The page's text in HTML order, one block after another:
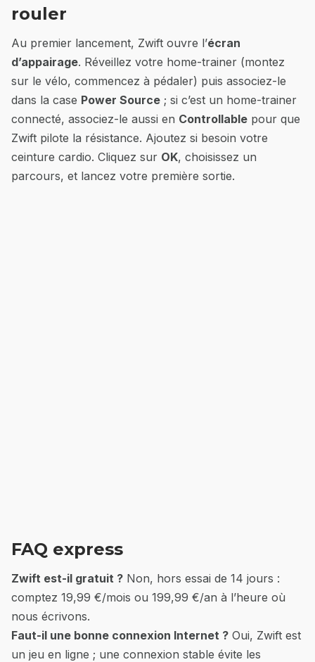
rouler
Au premier lancement, Zwift ouvre l’écran
d’appairage. Réveillez votre home-trainer (montez
sur le vélo, commencez à pédaler) puis associez-le
dans la case Power Source ; si c’est un home-trainer
connecté, associez-le aussi en Controllable pour que
Zwift pilote la résistance. Ajoutez si besoin votre
ceinture cardio. Cliquez sur OK, choisissez un
parcours, et lancez votre première sortie.
FAQ express
Zwift est-il gratuit ? Non, hors essai de 14 jours :
comptez 19,99 €/mois ou 199,99 €/an à l’heure où
nous écrivons.
Faut-il une bonne connexion Internet ? Oui, Zwift est
un jeu en ligne ; une connexion stable évite les